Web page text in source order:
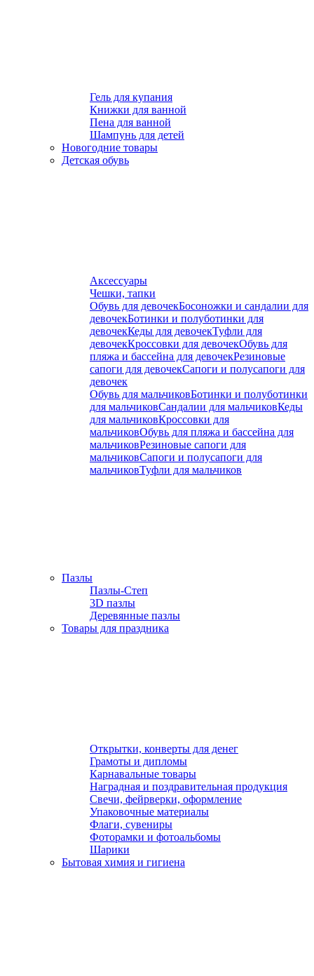
Гель для купания
Книжки для ванной
Пена для ванной
Шампунь для детей
Новогодние товары
Детская обувь
Аксессуары
Чешки, тапки
Обувь для девочекБосоножки и сандалии для
девочекБотинки и полуботинки для
девочекКеды для девочекТуфли для
девочекКроссовки для девочекОбувь для
пляжа и бассейна для девочекРезиновые
сапоги для девочекСапоги и полусапоги для
девочек
Обувь для мальчиковБотинки и полуботинки
для мальчиковСандалии для мальчиковКеды
для мальчиковКроссовки для
мальчиковОбувь для пляжа и бассейна для
мальчиковРезиновые сапоги для
мальчиковСапоги и полусапоги для
мальчиковТуфли для мальчиков
Пазлы
Пазлы-Степ
3D пазлы
Деревянные пазлы
Товары для праздника
Открытки, конверты для денег
Грамоты и дипломы
Карнавальные товары
Наградная и поздравительная продукция
Свечи, фейрверки, оформление
Упаковочные материалы
Флаги, сувениры
Фоторамки и фотоальбомы
Шарики
Бытовая химия и гигиена